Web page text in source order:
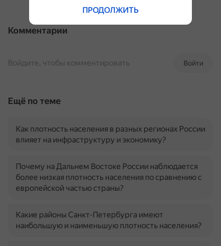
Комментарии
Войти
Войдите, чтобы комментировать
Ещё по теме
Как плотность населения в разных регионах России
влияет на инфраструктуру и экономику?
Почему на Дальнем Востоке России наблюдается
более низкая плотность населения по сравнению с
европейской частью страны?
Какие районы Санкт-Петербурга имеют
наибольшую и наименьшую плотность населения?
ПРОДОЛЖИТЬ